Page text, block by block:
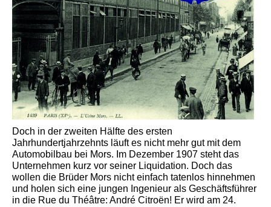
Doch in der zweiten Hälfte des ersten
Jahrhundertjahrzehnts läuft es nicht mehr gut mit dem
Automobilbau bei Mors. Im Dezember 1907 steht das
Unternehmen kurz vor seiner Liquidation. Doch das
wollen die Brüder Mors nicht einfach tatenlos hinnehmen
und holen sich eine jungen Ingenieur als Geschäftsführer
in die Rue du Théâtre: André Citroën! Er wird am 24.